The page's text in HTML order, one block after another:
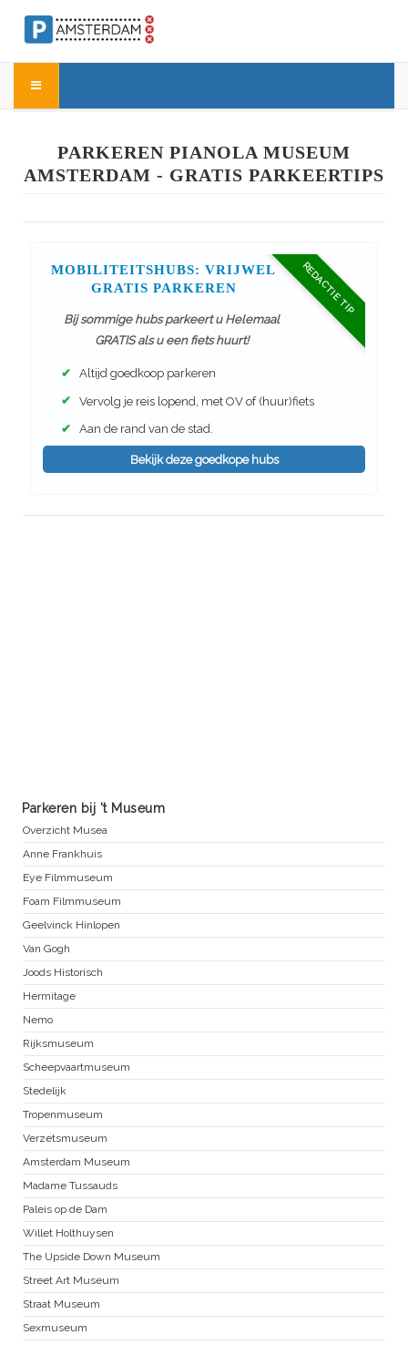
PARKEREN PIANOLA MUSEUM
AMSTERDAM - GRATIS PARKEERTIPS
REDACTIE TIP
MOBILITEITSHUBS: VRIJWEL
GRATIS PARKEREN
Bij sommige hubs parkeert u Helemaal
GRATIS als u een fiets huurt!
✔ Altijd goedkoop parkeren
✔ Vervolg je reis lopend, met OV of (huur)fiets
✔ Aan de rand van de stad.
Bekijk deze goedkope hubs
Parkeren bij 't Museum
Overzicht Musea
Anne Frankhuis
Eye Filmmuseum
Foam Filmmuseum
Geelvinck Hinlopen
Van Gogh
Joods Historisch
Hermitage
Nemo
Rijksmuseum
Scheepvaartmuseum
Stedelijk
Tropenmuseum
Verzetsmuseum
Amsterdam Museum
Madame Tussauds
Paleis op de Dam
Willet Holthuysen
The Upside Down Museum
Street Art Museum
Straat Museum
Sexmuseum